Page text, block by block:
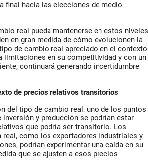
final hacia las elecciones de medio
real pueda mantenerse en estos niveles
en gran medida de cómo evolucionen la
de cambio real apreciado en el contexto
limitaciones en su competitividad y con un
continuará generando incertidumbre
de precios relativos transitorios
del tipo de cambio real, uno de los puntos
y producción se podrían estar
que podría ser transitorio. Los
como los exportadores industriales y
podrían experimentar una caída en su
que se ajusten a esos precios